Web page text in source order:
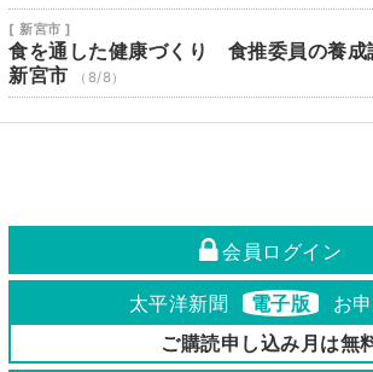
[ 新宮市 ]
食を通した健康づくり 食推委員の養
新宮市
（8/8）
会員ログイン
太平洋新聞 電子版
お
ご購読申し込み月は無